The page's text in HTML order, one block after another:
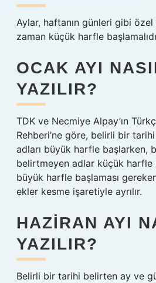
Aylar, haftanın günleri gibi
zaman küçük harfle
OCAK AYI
YAZILIR?
TDK ve Necmiye Alpay’ın
Rehberi’ne göre, belirli bir
adları büyük harfle başlarken,
belirtmeyen adlar küçük harfle
büyük harfle başlaması
ekler kesme işaretiyle ayrılır.
HAZIRAN AYI
YAZILIR?
Belirli bir tarihi belirten ay ve